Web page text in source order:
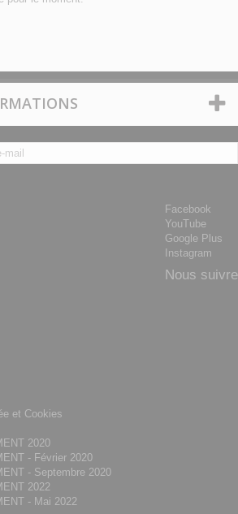
Facebook
YouTube
Google Plus
Instagram
Nous suivre
et Cookies
2020
- Février 2020
- Septembre 2020
2022
- Mai 2022